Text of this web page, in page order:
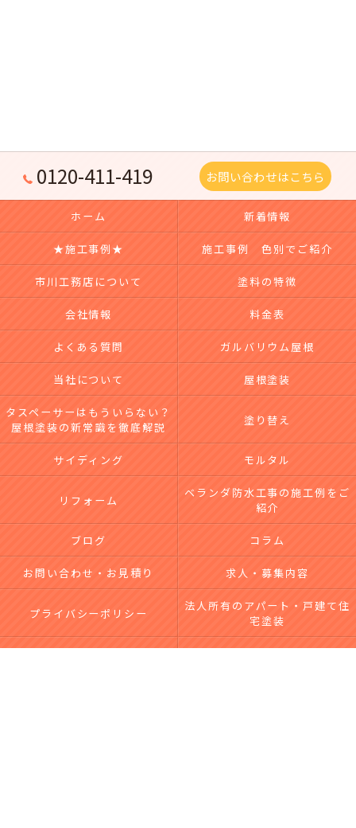
0120-411-419 お問い合わせはこちら
ホーム 新着情報
★施工事例★ 施工事例 色別でご紹介
市川工務店について 塗料の特徴
会社情報 料金表
よくある質問 ガルバリウム屋根
当社について 屋根塗装
タスペーサーはもういらない？
屋根塗装の新常識を徹底解説
塗り替え
サイディング モルタル
リフォーム
ベランダ防水工事の施工例をご
紹介
ブログ コラム
お問い合わせ・お見積り 求人・募集内容
プライバシーポリシー
法人所有のアパート・戸建て住
宅塗装
台風による屋根・外壁被害｜無